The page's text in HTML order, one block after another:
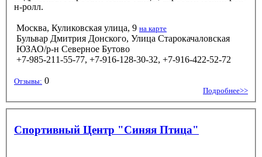
н-ролл.
Москва, Куликовская улица, 9 на карте
Бульвар Дмитрия Донского, Улица Старокачаловская
ЮЗАО/р-н Северное Бутово
+7-985-211-55-77, +7-916-128-30-32, +7-916-422-52-72
Отзывы: 0
Подробнее>>
Спортивный Центр "Синяя Птица"